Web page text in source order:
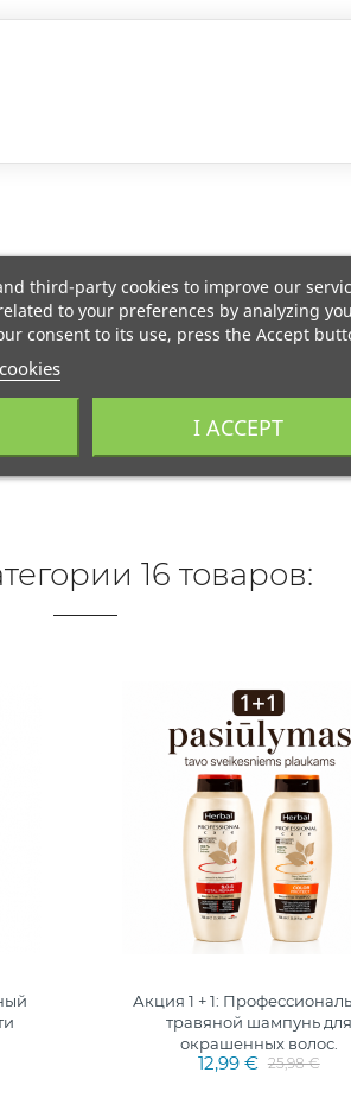
16 товаров:
Акция 1 + 1:
травяной шампунь для
окрашенных волос.
12,99 € 25,98 €
third-party cookies to improve our
to your preferences by analyzing
consent to its use, press the Accept
I ACCEPT